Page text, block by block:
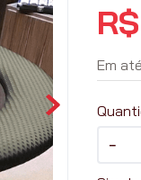
R$
Em
－